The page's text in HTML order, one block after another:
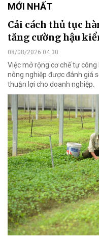
MỚI NHẤT
Cải cách thủ tục
tăng cường hậu
08/08/2026 04:30
Việc mở rộng cơ chế tự
nông nghiệp được đánh giá
thuận lợi cho doanh nghiệp.